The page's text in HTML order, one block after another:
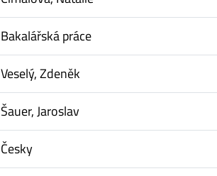
Bakalářská práce
Veselý, Zdeněk
Šauer, Jaroslav
Česky